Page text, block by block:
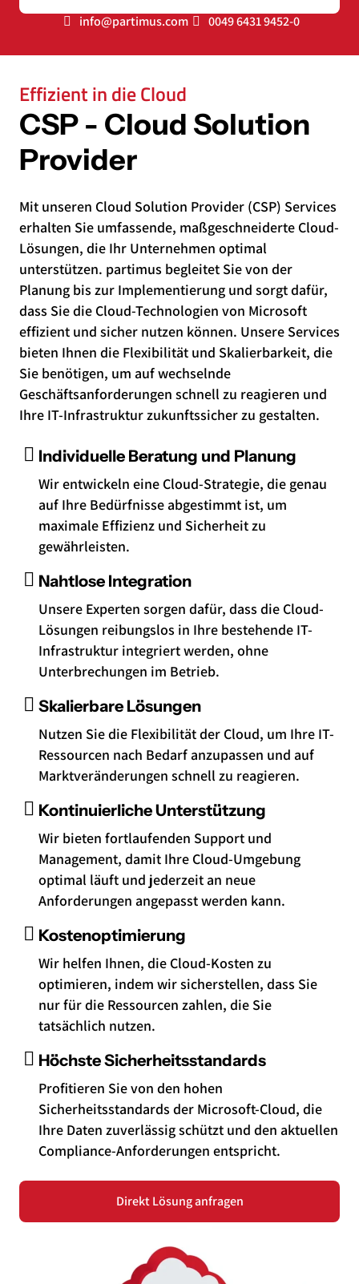
info@partimus.com
0049 6431 9452-0
Effizient in die Cloud
CSP - Cloud Solution
Provider
Mit unseren Cloud Solution Provider (CSP) Services
erhalten Sie umfassende, maßgeschneiderte Cloud-
Lösungen, die Ihr Unternehmen optimal
unterstützen. partimus begleitet Sie von der
Planung bis zur Implementierung und sorgt dafür,
dass Sie die Cloud-Technologien von Microsoft
effizient und sicher nutzen können. Unsere Services
bieten Ihnen die Flexibilität und Skalierbarkeit, die
Sie benötigen, um auf wechselnde
Geschäftsanforderungen schnell zu reagieren und
Ihre IT-Infrastruktur zukunftssicher zu gestalten.
Individuelle Beratung und Planung
Wir entwickeln eine Cloud-Strategie, die genau
auf Ihre Bedürfnisse abgestimmt ist, um
maximale Effizienz und Sicherheit zu
gewährleisten.
Nahtlose Integration
Unsere Experten sorgen dafür, dass die Cloud-
Lösungen reibungslos in Ihre bestehende IT-
Infrastruktur integriert werden, ohne
Unterbrechungen im Betrieb.
Skalierbare Lösungen
Nutzen Sie die Flexibilität der Cloud, um Ihre IT-
Ressourcen nach Bedarf anzupassen und auf
Marktveränderungen schnell zu reagieren.
Kontinuierliche Unterstützung
Wir bieten fortlaufenden Support und
Management, damit Ihre Cloud-Umgebung
optimal läuft und jederzeit an neue
Anforderungen angepasst werden kann.
Kostenoptimierung
Wir helfen Ihnen, die Cloud-Kosten zu
optimieren, indem wir sicherstellen, dass Sie
nur für die Ressourcen zahlen, die Sie
tatsächlich nutzen.
Höchste Sicherheitsstandards
Profitieren Sie von den hohen
Sicherheitsstandards der Microsoft-Cloud, die
Ihre Daten zuverlässig schützt und den aktuellen
Compliance-Anforderungen entspricht.
Direkt Lösung anfragen